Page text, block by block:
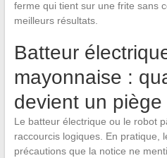
ferme qui tient sur une frite sans
meilleurs résultats.
Batteur
mayonnaise :
devient un piège
Le batteur électrique ou le robot
raccourcis logiques. En pratique,
précautions que la notice ne